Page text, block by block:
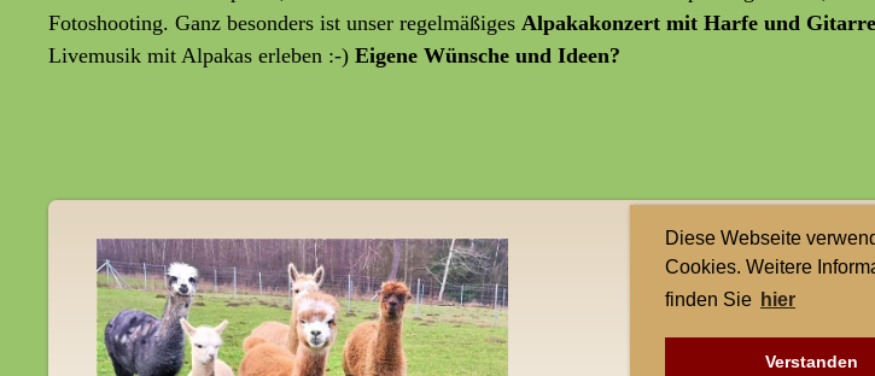
Diese Webseite
Cookies. Weitere
finden Sie hier
Verstanden
Fotoshooting. Ganz besonders ist unser regelmäßiges Alpakakonzert mit Harfe und Gitarre
Livemusik mit Alpakas erleben :-) Eigene Wünsche und Ideen?
Kontakt
Elke Singh